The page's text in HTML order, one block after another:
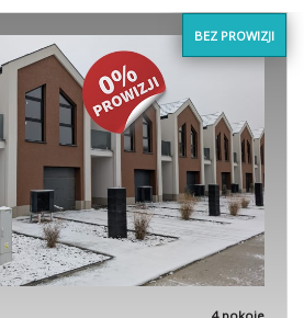
BEZ PROWIZJI